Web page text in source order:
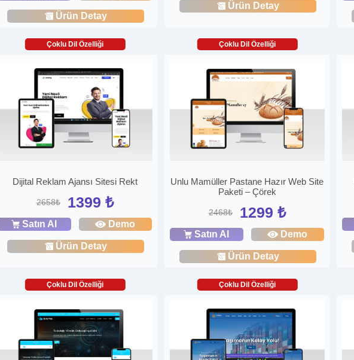
Ürün Detay
Ürün Detay
Çoklu Dil Özelliği
Dijital Reklam Ajansı Sitesi Rekt
2658₺ 1399 ₺
Satın Al Demo
Ürün Detay
Çoklu Dil Özelliği
Unlu Mamüller Pastane Hazır Web Site
Paketi – Çörek
2468₺ 1299 ₺
Satın Al Demo
Ürün Detay
Çoklu Dil Özelliği Çoklu Dil Özelliği